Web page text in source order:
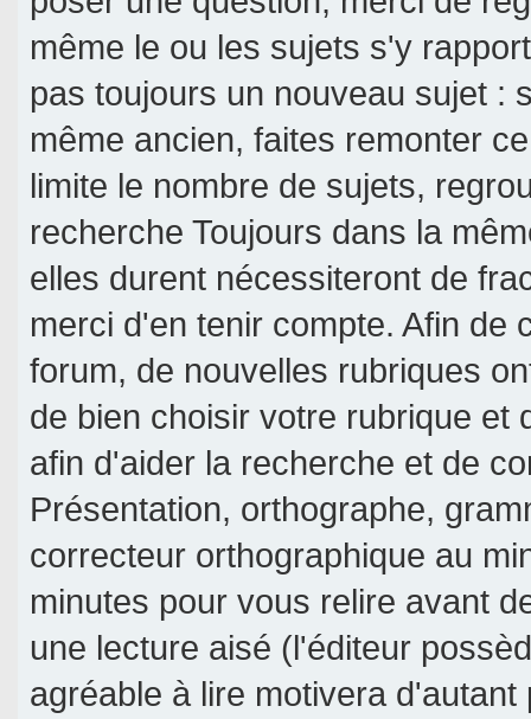
même le ou les sujets s'y
pas toujours un nouveau sujet :
même ancien, faites remonter
limite le nombre de sujets,
recherche Toujours dans la
elles durent nécessiteront de
merci d'en tenir compte. Afin de
forum, de nouvelles rubriques
de bien choisir votre rubrique et
afin d'aider la recherche et de
Présentation, orthographe,
correcteur orthographique au
minutes pour vous relire avant
une lecture aisé (l'éditeur
agréable à lire motivera